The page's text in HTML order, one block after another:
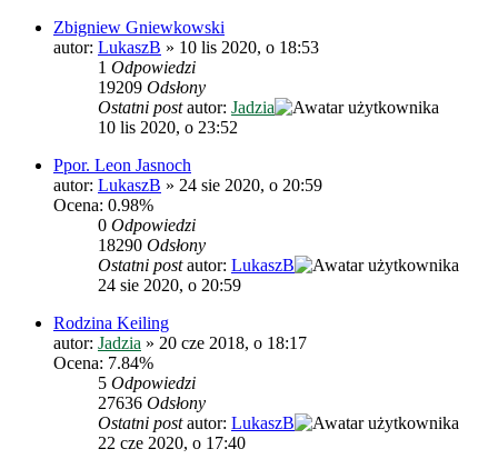
Zbigniew Gniewkowski
autor: LukaszB » 10 lis 2020, o 18:53
1 Odpowiedzi
19209 Odsłony
Ostatni postautor: Jadzia
10 lis 2020, o 23:52
Ppor. Leon Jasnoch
autor: LukaszB » 24 sie 2020, o 20:59
Ocena: 0.98%
0 Odpowiedzi
18290 Odsłony
Ostatni postautor: LukaszB
24 sie 2020, o 20:59
Rodzina Keiling
autor: Jadzia » 20 cze 2018, o 18:17
Ocena: 7.84%
5 Odpowiedzi
27636 Odsłony
Ostatni postautor: LukaszB
22 cze 2020, o 17:40